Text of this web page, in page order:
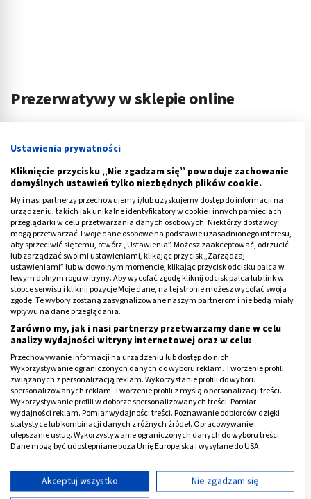
Prezerwatywy w sklepie online
wspomniane wyżej bariery stanowiły skuteczną zaporę
zniechęcającą do zakupów antykoncepcji. Dziś nowe
zupełnie możliwości daje internet. Po pierwsze – jest
nieprzebranym źródłem wiedzy. Ze stron producentów
oraz niezliczonych poradników dowiemy się, czym
charakteryzują się poszczególneprezerwatywy, jakie
mają parametry, dla kogo są przeznaczone etc.
Po drugie, przestrzeń internetowa jest tym miejscem,
gdzie potrzebne środki można nabyć bez wstydu,
anonimowo i w dowolnej ilości. Internet daje
nieograniczone możliwości wyboru, porównywania
właściwości produktów bez zbędnego pośpiechu, w
tym także – porównywania cen. W rezultacie okazuje
się, że jeśli dobrze poszukamy, prezerwatyw w sklepie
online kupimy taniej, niż w aptekach i stacjonarnych
punktach sprzedaży.
Reklama
Ustawienia prywatności
Kliknięcie przycisku „Nie zgadzam się” powoduje zachowanie
domyślnych ustawień tylko niezbędnych plików cookie.
My i nasi partnerzy przechowujemy i/lub uzyskujemy dostęp do informacji na
urządzeniu, takich jak unikalne identyfikatory w cookie i innych pamięciach
przeglądarki w celu przetwarzania danych osobowych. Niektórzy dostawcy
mogą przetwarzać Twoje dane osobowe na podstawie uzasadnionego interesu,
aby sprzeciwić się temu, otwórz „Ustawienia”. Możesz zaakceptować, odrzucić
lub zarządzać swoimi ustawieniami, klikając przycisk „Zarządzaj
ustawieniami” lub w dowolnym momencie, klikając przycisk odcisku palca w
lewym dolnym rogu witryny. Aby wycofać zgodę kliknij odcisk palca lub link w
stopce serwisu i kliknij pozycję Moje dane, na tej stronie możesz wycofać swoją
zgodę. Te wybory zostaną zasygnalizowane naszym partnerom i nie będą miały
wpływu na dane przeglądania.
Zarówno my, jak i nasi partnerzy przetwarzamy dane w celu
analizy wydajności witryny internetowej oraz w celu:
Przechowywanie informacji na urządzeniu lub dostęp do nich.
Wykorzystywanie ograniczonych danych do wyboru reklam. Tworzenie profili
związanych z personalizacją reklam. Wykorzystanie profili do wyboru
spersonalizowanych reklam. Tworzenie profili z myślą o personalizacji treści.
Wykorzystywanie profili w doborze spersonalizowanych treści. Pomiar
wydajności reklam. Pomiar wydajności treści. Poznawanie odbiorców dzięki
statystyce lub kombinacji danych z różnych źródeł. Opracowywanie i
ulepszanie usług. Wykorzystywanie ograniczonych danych do wyboru treści.
Dane mogą być udostępniane poza Unię Europejską i wysyłane do USA.
Wyświetl listę partnerów (11 dostawców IAB)
Akceptuj wszystko
Nie zgadzam się